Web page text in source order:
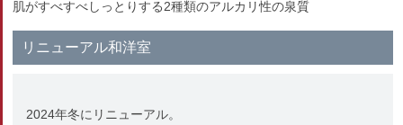
肌がすべすべしっとりする2種類のアルカリ性の泉質
リニューアル和洋室
2024年冬にリニューアル。